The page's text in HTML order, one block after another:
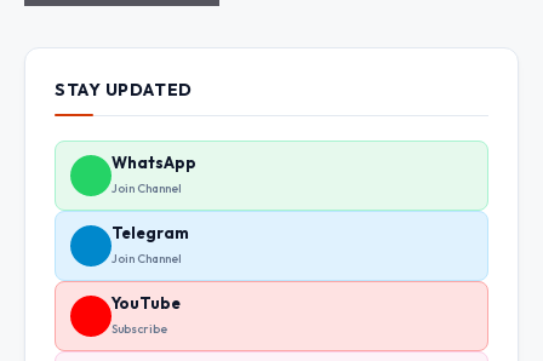
STAY UPDATED
WhatsApp
Join Channel
Telegram
Join Channel
YouTube
Subscribe